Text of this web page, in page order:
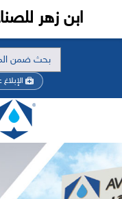
الإبلاغ
ابن زهر